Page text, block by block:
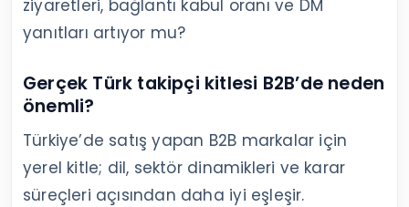
ziyaretleri, bağlantı kabul oranı ve DM
yanıtları artıyor mu?
Gerçek Türk takipçi kitlesi B2B’de neden
önemli?
Türkiye’de satış yapan B2B markalar için
yerel kitle; dil, sektör dinamikleri ve karar
süreçleri açısından daha iyi eşleşir.